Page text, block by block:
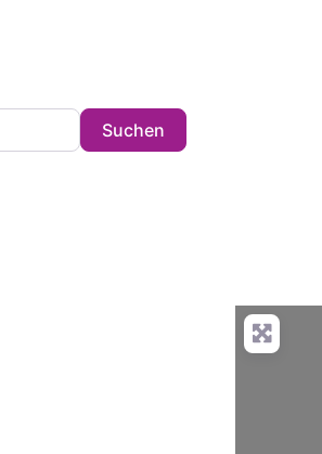
SuchenSearch